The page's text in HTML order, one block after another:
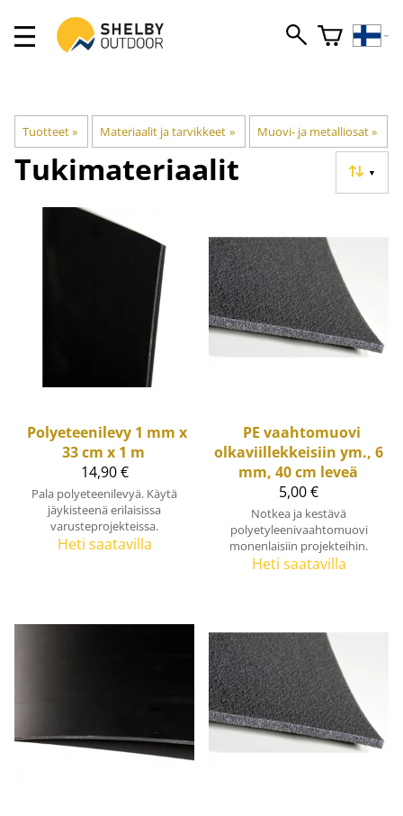
Tuotteet‪» Materiaalit ja tarvikkeet ‪» Muovi- ja metalliosat‪»
▼
Tukimateriaalit
Polyeteenilevy 1 mm x
33 cm x 1 m
14,90 €
Pala polyeteenilevyä. Käytä
jäykisteenä erilaisissa
varusteprojekteissa.
Heti saatavilla
PE vaahtomuovi
olkaviillekkeisiin ym., 6
mm, 40 cm leveä
5,00 €
Notkea ja kestävä
polyetyleenivaahtomuovi
monenlaisiin projekteihin.
Heti saatavilla